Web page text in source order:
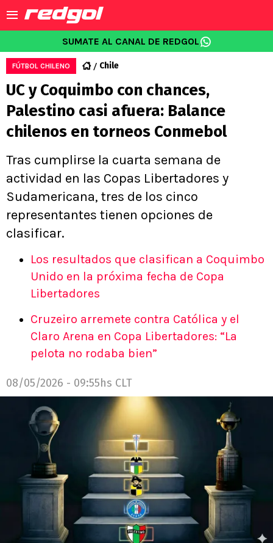
SUMATE AL CANAL DE REDGOL
FÚTBOL CHILENO Chile
UC y Coquimbo con chances,
Palestino casi afuera: Balance
chilenos en torneos Conmebol
Tras cumplirse la cuarta semana de
actividad en las Copas Libertadores y
Sudamericana, tres de los cinco
representantes tienen opciones de
clasificar.
Los resultados que clasifican a Coquimbo
Unido en la próxima fecha de Copa
Libertadores
Cruzeiro arremete contra Católica y el
Claro Arena en Copa Libertadores: “La
pelota no rodaba bien”
08/05/2026 - 09:55hs CLT